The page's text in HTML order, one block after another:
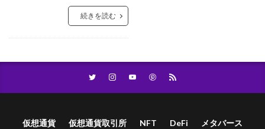
続きを読む
仮想通貨 仮想通貨取引所 NFT DeFi メタバース